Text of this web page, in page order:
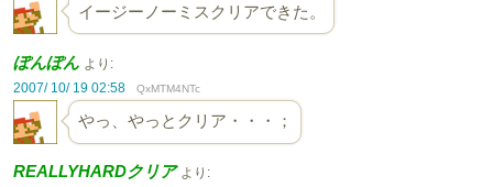
イージーノーミスクリアできた。
ぽんぽん より:
2007/ 10/ 19 02:58
QxMTM4NTc
やっ、やっとクリア・・・；
REALLYHARDクリア より: